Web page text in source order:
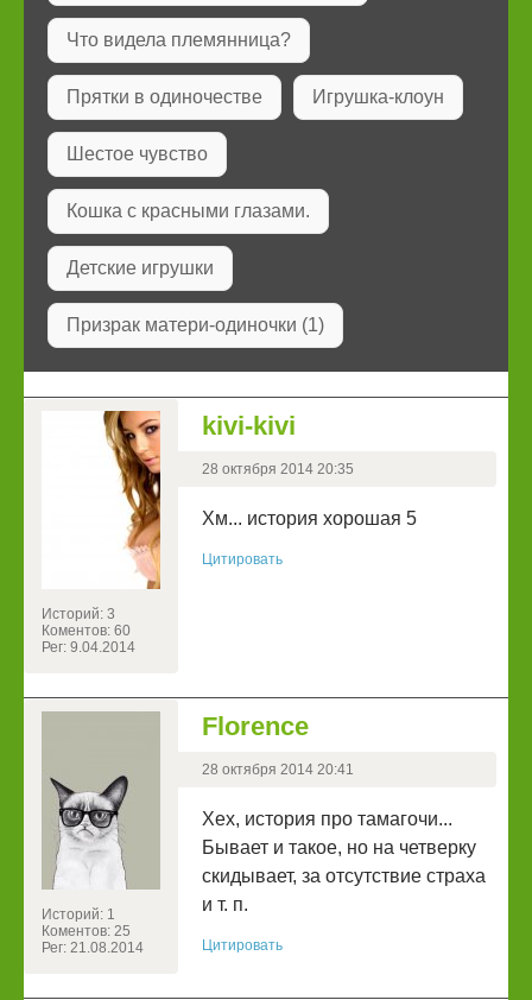
Что видела племянница?
Прятки в одиночестве Игрушка-клоун
Шестое чувство
Кошка с красными глазами.
Детские игрушки
Призрак матери-одиночки (1)
Историй: 3
Коментов: 60
Рег: 9.04.2014
kivi-kivi
28 октября 2014 20:35
Хм... история хорошая 5
Цитировать
Историй: 1
Коментов: 25
Рег: 21.08.2014
Florence
28 октября 2014 20:41
Хех, история про тамагочи...
Бывает и такое, но на четверку
скидывает, за отсутствие страха
и т. п.
Цитировать